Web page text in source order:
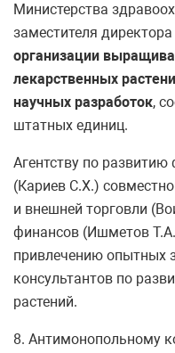
Министерства
заместителя
организации
лекарственных
научных разработок,
штатных единиц.
Агентству по
(Кариев С.Х.)
и внешней торговли
финансов (Ишметов
привлечению опытных
консультантов по
растений.
8. Антимонопольному